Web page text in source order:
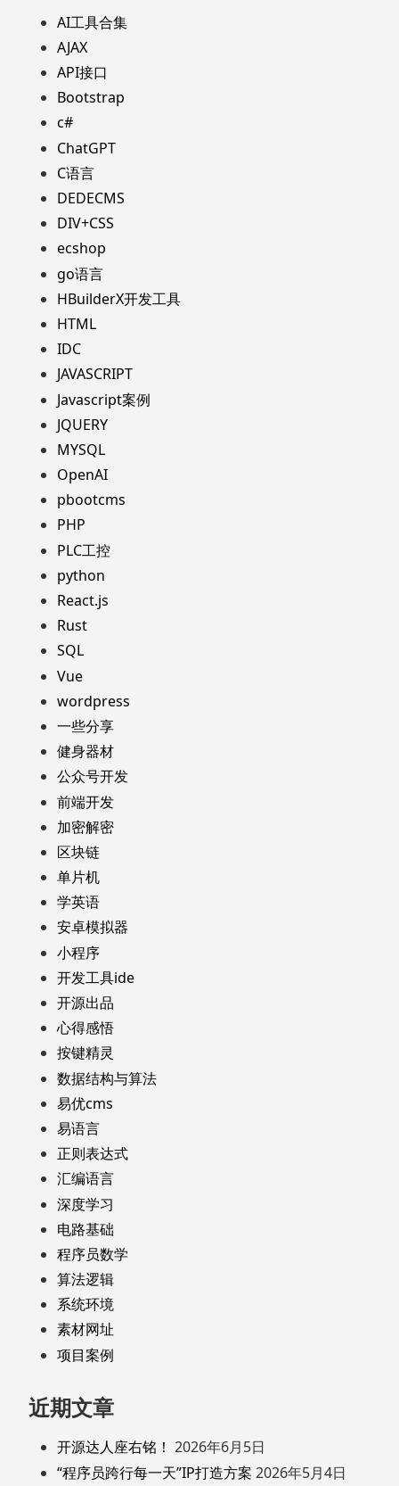
AI工具合集
AJAX
API接口
Bootstrap
c#
ChatGPT
C语言
DEDECMS
DIV+CSS
ecshop
go语言
HBuilderX开发工具
HTML
IDC
JAVASCRIPT
Javascript案例
JQUERY
MYSQL
OpenAI
pbootcms
PHP
PLC工控
python
React.js
Rust
SQL
Vue
wordpress
一些分享
健身器材
公众号开发
前端开发
加密解密
区块链
单片机
学英语
安卓模拟器
小程序
开发工具ide
开源出品
心得感悟
按键精灵
数据结构与算法
易优cms
易语言
正则表达式
汇编语言
深度学习
电路基础
程序员数学
算法逻辑
系统环境
素材网址
项目案例
近期文章
开源达人座右铭！ 2026年6月5日
“程序员跨行每一天”IP打造方案 2026年5月4日